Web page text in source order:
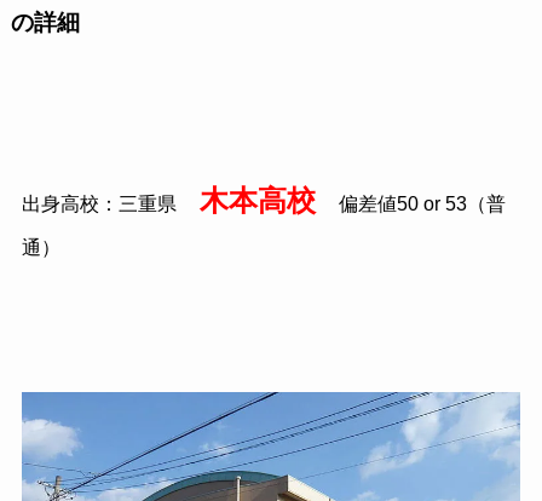
の詳細
出身高校：三重県 木本高校 偏差値50 or 53（普
通）